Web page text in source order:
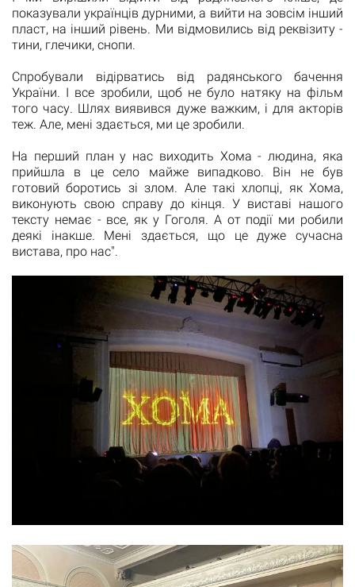
показували українців дурними, а вийти на зовсім інший
пласт, на інший рівень. Ми відмовились від реквізиту -
тини, глечики, снопи.
Спробували відірватись від радянського бачення
України. І все зробили, щоб не було натяку на фільм
того часу. Шлях виявився дуже важким, і для акторів
теж. Але, мені здається, ми це зробили.
На перший план у нас виходить Хома - людина, яка
прийшла в це село майже випадково. Він не був
готовий боротись зі злом. Але такі хлопці, як Хома,
виконують свою справу до кінця. У виставі нашого
тексту немає - все, як у Гоголя. А от події ми робили
деякі інакше. Мені здається, що це дуже сучасна
вистава, про нас".